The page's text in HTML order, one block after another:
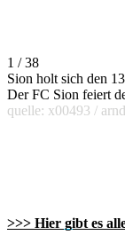
1 / 38
Sion holt sich den
Der FC Sion feiert
quelle: x00493 /
>>> Hier gibt es